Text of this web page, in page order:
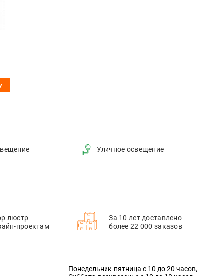
Уличное освещение
люстр
проектам
За 10 лет доставлено
более 22 000 заказов
Понедельник-пятница с 10 до 20 часов,